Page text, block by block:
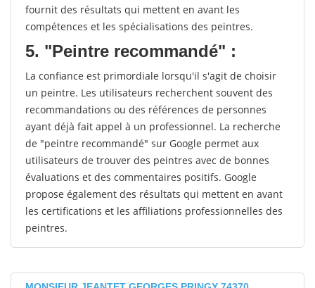
fournit des résultats qui mettent en avant les
compétences et les spécialisations des peintres.
5. "Peintre recommandé" :
La confiance est primordiale lorsqu'il s'agit de choisir
un peintre. Les utilisateurs recherchent souvent des
recommandations ou des références de personnes
ayant déjà fait appel à un professionnel. La recherche
de "peintre recommandé" sur Google permet aux
utilisateurs de trouver des peintres avec de bonnes
évaluations et des commentaires positifs. Google
propose également des résultats qui mettent en avant
les certifications et les affiliations professionnelles des
peintres.